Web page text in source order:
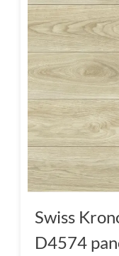
Swiss
D4574